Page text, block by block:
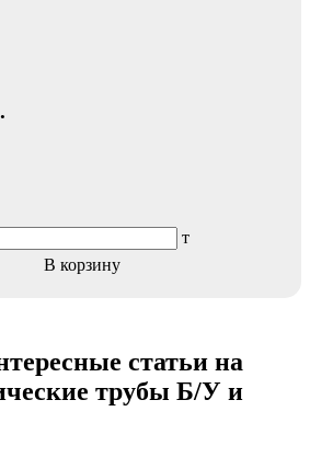
т
В корзину
статьи на
трубы Б/У и